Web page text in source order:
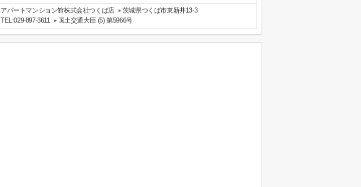
アパートマンション館株式会社つくば店
茨城県つくば市東新井13-3
TEL:029-897-3611
国土交通大臣 (5) 第5966号